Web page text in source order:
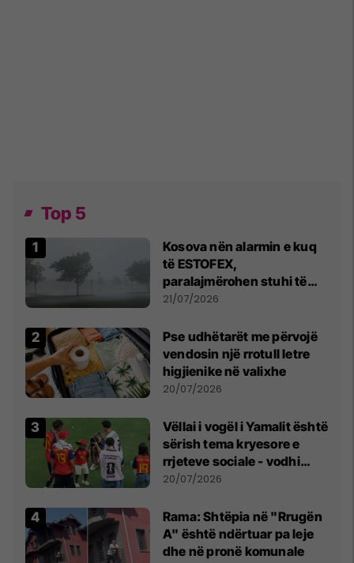
Top 5
Kosova nën alarmin e kuq
të ESTOFEX,
paralajmërohen stuhi të
fuqishme me breshër dhe
21/07/2026
Pse udhëtarët me përvojë
vendosin një rrotull letre
higjienike në valixhe
20/07/2026
Vëllai i vogël i Yamalit është
sërish tema kryesore e
rrjeteve sociale - vodhi
vëmendjen pas finales së
20/07/2026
Rama: Shtëpia në "Rrugën
A" është ndërtuar pa leje
dhe në pronë komunale